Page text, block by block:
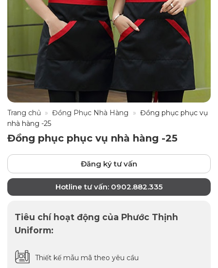
Trang chủ » Đồng Phục Nhà Hàng » Đồng phục phục vụ
nhà hàng -25
Đồng phục phục vụ nhà hàng -25
Đăng ký tư vấn
Hotline tư vấn: 0902.882.335
Tiêu chí hoạt động của Phước Thịnh
Uniform:
Thiết kế mẫu mã theo yêu cầu